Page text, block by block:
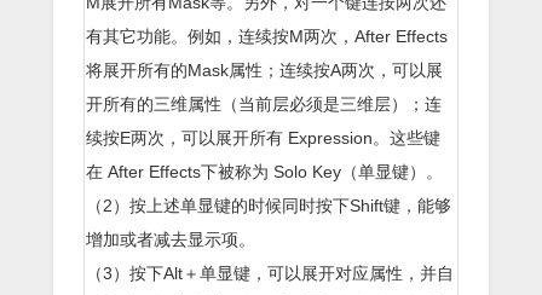
有其它功能。例如，连续按M两次，After Effects
将展开所有的Mask属性；连续按A两次，可以展
开所有的三维属性（当前层必须是三维层）；连
续按E两次，可以展开所有 Expression。这些键
在 After Effects下被称为 Solo Key（单显键）。
（2）按上述单显键的时候同时按下Shift键，能够
增加或者减去显示项。
（3）按下Alt＋单显键，可以展开对应属性，并自